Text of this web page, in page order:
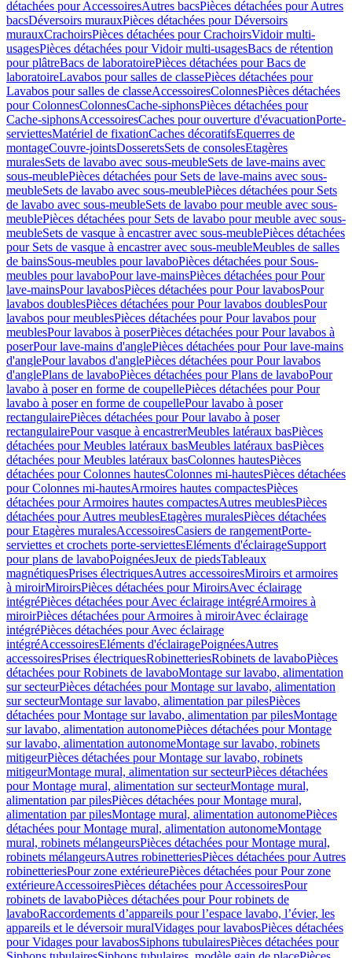
détachées pour AccessoiresAutres bacsPièces détachées pour Autres
bacsDéversoirs murauxPièces détachées pour Déversoirs
murauxCrachoirsPièces détachées pour CrachoirsVidoir multi-
usagesPièces détachées pour Vidoir multi-usagesBacs de rétention
pour plâtreBacs de laboratoirePièces détachées pour Bacs de
laboratoireLavabos pour salles de classePièces détachées pour
Lavabos pour salles de classeAccessoiresColonnesPièces détachées
pour ColonnesColonnesCache-siphonsPièces détachées pour
Cache-siphonsAccessoiresCaches pour ouverture d'évacuationPorte-
serviettesMatériel de fixationCaches décoratifsEquerres de
montageCouvre-jointsDosseretsSets de consolesEtagères
muralesSets de lavabo avec sous-meubleSets de lave-mains avec
sous-meublePièces détachées pour Sets de lave-mains avec sous-
meubleSets de lavabo avec sous-meublePièces détachées pour Sets
de lavabo avec sous-meubleSets de lavabo pour meuble avec sous-
meublePièces détachées pour Sets de lavabo pour meuble avec sous-
meubleSets de vasque à encastrer avec sous-meublePièces détachées
pour Sets de vasque à encastrer avec sous-meubleMeubles de salles
de bainsSous-meubles pour lavaboPièces détachées pour Sous-
meubles pour lavaboPour lave-mainsPièces détachées pour Pour
lave-mainsPour lavabosPièces détachées pour Pour lavabosPour
lavabos doublesPièces détachées pour Pour lavabos doublesPour
lavabos pour meublesPièces détachées pour Pour lavabos pour
meublesPour lavabos à poserPièces détachées pour Pour lavabos à
poserPour lave-mains d'anglePièces détachées pour Pour lave-mains
d'anglePour lavabos d'anglePièces détachées pour Pour lavabos
d'anglePlans de lavaboPièces détachées pour Plans de lavaboPour
lavabo à poser en forme de coupellePièces détachées pour Pour
lavabo à poser en forme de coupellePour lavabo à poser
rectangulairePièces détachées pour Pour lavabo à poser
rectangulairePour vasque à encastrerMeubles latéraux basPièces
détachées pour Meubles latéraux basMeubles latéraux basPièces
détachées pour Meubles latéraux basColonnes hautesPièces
détachées pour Colonnes hautesColonnes mi-hautesPièces détachées
pour Colonnes mi-hautesArmoires hautes compactesPièces
détachées pour Armoires hautes compactesAutres meublesPièces
détachées pour Autres meublesEtagères muralesPièces détachées
pour Etagères muralesAccessoiresCasiers de rangementPorte-
serviettes et crochets porte-serviettesEléments d'éclairageSupport
pour plans de lavaboPoignéesJeux de piedsTableaux
magnétiquesPrises électriquesAutres accessoiresMiroirs et armoires
à miroirMiroirsPièces détachées pour MiroirsAvec éclairage
intégréPièces détachées pour Avec éclairage intégréArmoires à
miroirPièces détachées pour Armoires à miroirAvec éclairage
intégréPièces détachées pour Avec éclairage
intégréAccessoiresEléments d'éclairagePoignéesAutres
accessoiresPrises électriquesRobinetteriesRobinets de lavaboPièces
détachées pour Robinets de lavaboMontage sur lavabo, alimentation
sur secteurPièces détachées pour Montage sur lavabo, alimentation
sur secteurMontage sur lavabo, alimentation par pilesPièces
détachées pour Montage sur lavabo, alimentation par pilesMontage
sur lavabo, alimentation autonomePièces détachées pour Montage
sur lavabo, alimentation autonomeMontage sur lavabo, robinets
mitigeurPièces détachées pour Montage sur lavabo, robinets
mitigeurMontage mural, alimentation sur secteurPièces détachées
pour Montage mural, alimentation sur secteurMontage mural,
alimentation par pilesPièces détachées pour Montage mural,
alimentation par pilesMontage mural, alimentation autonomePièces
détachées pour Montage mural, alimentation autonomeMontage
mural, robinets mélangeursPièces détachées pour Montage mural,
robinets mélangeursAutres robinetteriesPièces détachées pour Autres
robinetteriesPour zone extérieurePièces détachées pour Pour zone
extérieureAccessoiresPièces détachées pour AccessoiresPour
robinets de lavaboPièces détachées pour Pour robinets de
lavaboRaccordements d’appareils pour l’espace lavabo, l’évier, les
appareils et le déversoir muralVidages pour lavabosPièces détachées
pour Vidages pour lavabosSiphons tubulairesPièces détachées pour